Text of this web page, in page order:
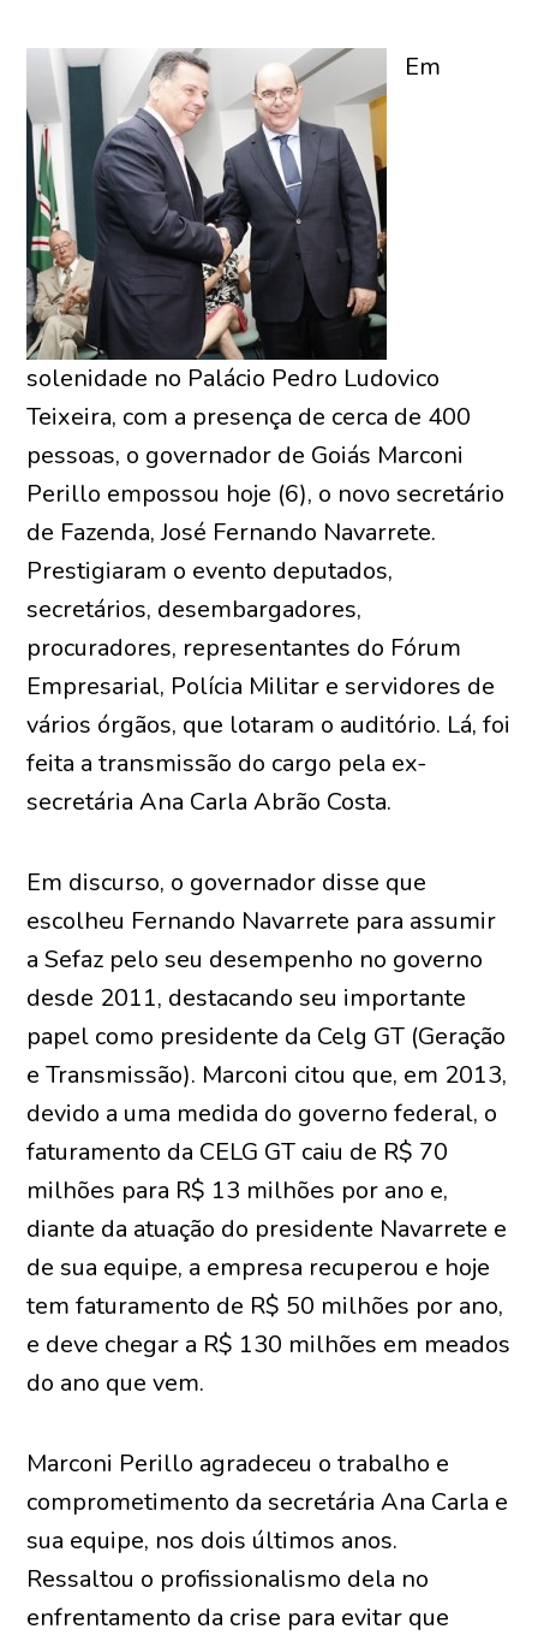
Em
solenidade no Palácio Pedro Ludovico
Teixeira, com a presença de cerca de 400
pessoas, o governador de Goiás Marconi
Perillo empossou hoje (6), o novo secretário
de Fazenda, José Fernando Navarrete.
Prestigiaram o evento deputados,
secretários, desembargadores,
procuradores, representantes do Fórum
Empresarial, Polícia Militar e servidores de
vários órgãos, que lotaram o auditório. Lá, foi
feita a transmissão do cargo pela ex-
secretária Ana Carla Abrão Costa.
Em discurso, o governador disse que
escolheu Fernando Navarrete para assumir
a Sefaz pelo seu desempenho no governo
desde 2011, destacando seu importante
papel como presidente da Celg GT (Geração
e Transmissão). Marconi citou que, em 2013,
devido a uma medida do governo federal, o
faturamento da CELG GT caiu de R$ 70
milhões para R$ 13 milhões por ano e,
diante da atuação do presidente Navarrete e
de sua equipe, a empresa recuperou e hoje
tem faturamento de R$ 50 milhões por ano,
e deve chegar a R$ 130 milhões em meados
do ano que vem.
Marconi Perillo agradeceu o trabalho e
comprometimento da secretária Ana Carla e
sua equipe, nos dois últimos anos.
Ressaltou o profissionalismo dela no
enfrentamento da crise para evitar que